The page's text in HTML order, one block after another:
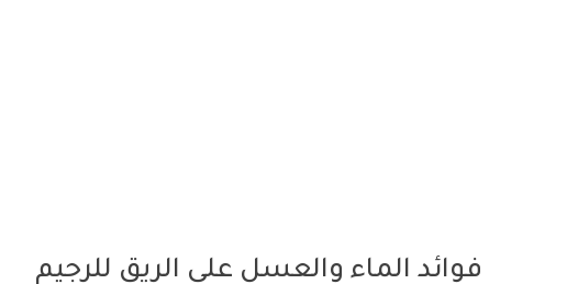
فوائد الماء والعسل على الريق للرجيم